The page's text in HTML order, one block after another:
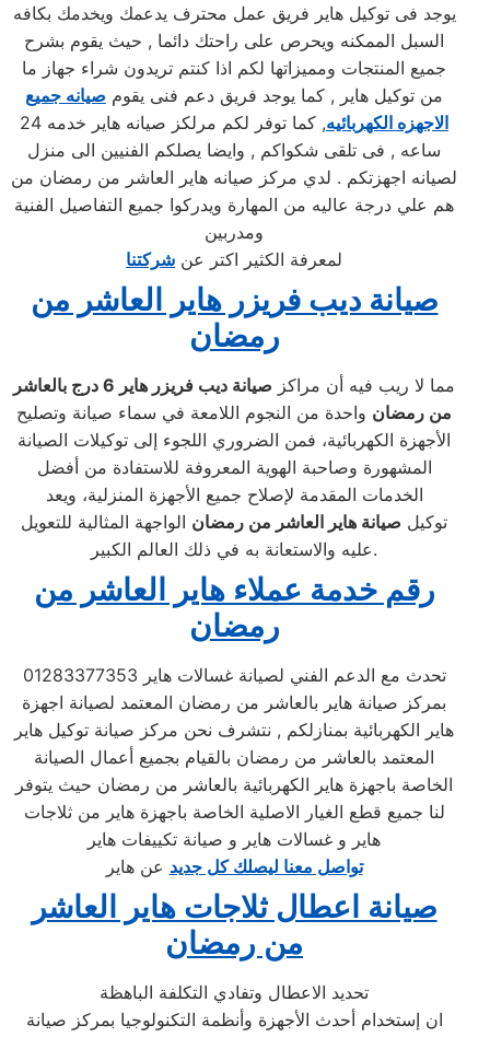
يوجد فى توكيل هاير فريق عمل محترف يدعمك ويخدمك بكافه
السبل الممكنه ويحرص على راحتك دائما , حيث يقوم بشرح
جميع المنتجات ومميزاتها لكم اذا كنتم تريدون شراء جهاز ما
من توكيل هاير , كما يوجد فريق دعم فنى يقوم صيانه جميع
الاجهزه الكهربائيه
, كما توفر لكم مرلكز صيانه هاير خدمه 24
ساعه , فى تلقى شكواكم , وايضا يصلكم الفنيين الى منزل
لصيانه اجهزتكم . لدي مركز صيانه هاير العاشر من رمضان من
هم علي درجة عاليه من المهارة ويدركوا جميع التفاصيل الفنية
ومدربين
لمعرفة الكثير اكتر عن شركتنا
صيانة ديب فريزر هاير العاشر من
رمضان
مما لا ريب فيه أن مراكز صيانة ديب فريزر هاير
6 درج بالعاشر
من رمضان واحدة من النجوم اللامعة في سماء صيانة وتصليح
الأجهزة الكهربائية، فمن الضروري اللجوء إلى توكيلات الصيانة
المشهورة وصاحبة الهوية المعروفة للاستفادة من أفضل
الخدمات المقدمة لإصلاح جميع الأجهزة المنزلية، ويعد
توكيل صيانة هاير العاشر من رمضان الواجهة المثالية للتعويل
عليه والاستعانة به في ذلك العالم الكبير.
رقم خدمة عملاء هاير العاشر من
رمضان
تحدث مع الدعم الفني لصيانة غسالات هاير 01283377353
بمركز صيانة هاير بالعاشر من رمضان المعتمد لصيانة اجهزة
هاير الكهربائية بمنازلكم , نتشرف نحن مركز صيانة توكيل هاير
المعتمد بالعاشر من رمضان بالقيام بجميع أعمال الصيانة
الخاصة باجهزة هاير الكهربائية بالعاشر من رمضان حيث يتوفر
لنا جميع قطع الغيار الاصلية الخاصة باجهزة هاير من ثلاجات
هاير و غسالات هاير و صيانة تكييفات هاير
تواصل معنا ليصلك كل جديد عن هاير
صيانة اعطال ثلاجات هاير العاشر
من رمضان
تحديد الاعطال وتفادي التكلفة الباهظة
ان إستخدام أحدث الأجهزة وأنظمة التكنولوجيا بمركز صيانة